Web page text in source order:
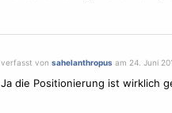
verfasst von sahelanthropusam 24. Juni
Ja die Positionierung ist wirklich